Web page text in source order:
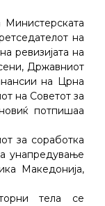
Министерската
на
ревизијата на
Државниот
на Црна
на Советот за
потпишаа
за соработка
унапредување
Македонија,
тела се